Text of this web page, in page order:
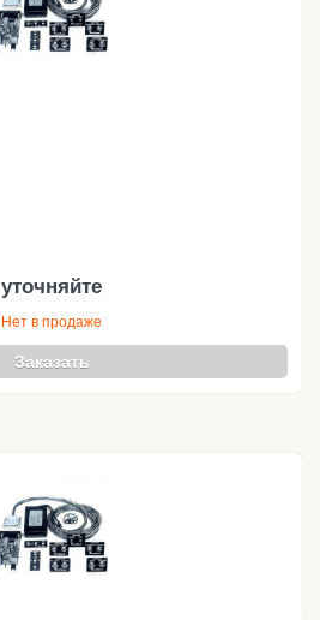
уточняйте
Нет в продаже
Заказать